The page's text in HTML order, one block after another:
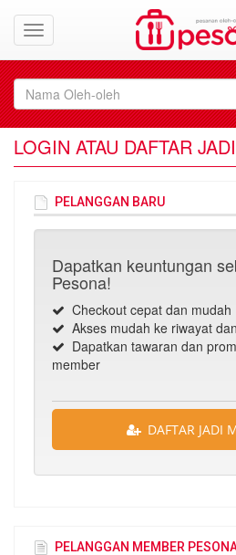
LOGIN ATAU DAFTAR
PELANGGAN BARU
Dapatkan keuntungan
Pesona!
Checkout cepat dan mudah
Akses mudah ke riwayat
Dapatkan tawaran dan
member
DAFTAR JADI
PELANGGAN MEMBER